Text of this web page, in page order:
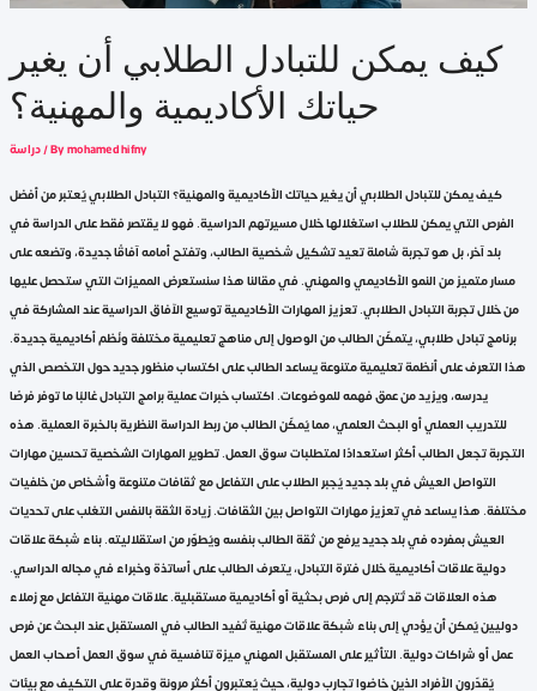
كيف يمكن للتبادل الطلابي أن يغير
حياتك الأكاديمية والمهنية؟
دراسة/ Bymohamed hifny
كيف يمكن للتبادل الطلابي أن يغير حياتك الأكاديمية والمهنية؟ التبادل الطلابي يُعتبر من أفضل
الفرص التي يمكن للطلاب استغلالها خلال مسيرتهم الدراسية. فهو لا يقتصر فقط على الدراسة في
بلد آخر، بل هو تجربة شاملة تعيد تشكيل شخصية الطالب، وتفتح أمامه آفاقًا جديدة، وتضعه على
مسار متميز من النمو الأكاديمي والمهني. في مقالنا هذا سنستعرض المميزات التي ستحصل عليها
من خلال تجربة التبادل الطلابي. تعزيز المهارات الأكاديمية توسيع الآفاق الدراسية عند المشاركة في
برنامج تبادل طلابي، يتمكّن الطالب من الوصول إلى مناهج تعليمية مختلفة ونُظم أكاديمية جديدة.
هذا التعرُّف على أنظمة تعليمية متنوعة يساعد الطالب على اكتساب منظور جديد حول التخصص الذي
يدرسه، ويزيد من عمق فهمه للموضوعات. اكتساب خبرات عملية برامج التبادل غالبًا ما توفر فرصًا
للتدريب العملي أو البحث العلمي، مما يُمكّن الطالب من ربط الدراسة النظرية بالخبرة العملية. هذه
التجربة تجعل الطالب أكثر استعدادًا لمتطلبات سوق العمل. تطوير المهارات الشخصية تحسين مهارات
التواصل العيش في بلد جديد يُجبر الطلاب على التفاعل مع ثقافات متنوعة وأشخاص من خلفيات
مختلفة. هذا يساعد في تعزيز مهارات التواصل بين الثقافات. زيادة الثقة بالنفس التغلب على تحديات
العيش بمفرده في بلد جديد يرفع من ثقة الطالب بنفسه ويُطوّر من استقلاليته. بناء شبكة علاقات
دولية علاقات أكاديمية خلال فترة التبادل، يتعرف الطالب على أساتذة وخبراء في مجاله الدراسي.
هذه العلاقات قد تُترجم إلى فرص بحثية أو أكاديمية مستقبلية. علاقات مهنية التفاعل مع زملاء
دوليين يُمكن أن يؤدي إلى بناء شبكة علاقات مهنية تُفيد الطالب في المستقبل عند البحث عن فرص
عمل أو شراكات دولية. التأثير على المستقبل المهني ميزة تنافسية في سوق العمل أصحاب العمل
يُقدّرون الأفراد الذين خاضوا تجارب دولية، حيث يُعتبرون أكثر مرونة وقدرة على التكيف مع بيئات